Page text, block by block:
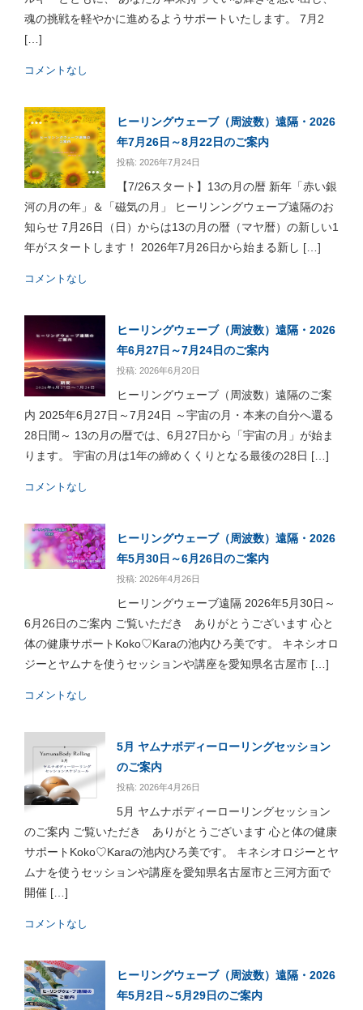
魂の挑戦を軽やかに進めるようサポートいたします。 7月2
[…]
コメントなし
ヒーリングウェーブ（周波数）遠隔・2026
年7月26日～8月22日のご案内
投稿: 2026年7月24日
【7/26スタート】13の月の暦 新年「赤い銀
河の月の年」＆「磁気の月」 ヒーリンングウェーブ遠隔のお
知らせ 7月26日（日）からは13の月の暦（マヤ暦）の新しい1
年がスタートします！ 2026年7月26日から始まる新し […]
コメントなし
ヒーリングウェーブ（周波数）遠隔・2026
年6月27日～7月24日のご案内
投稿: 2026年6月20日
ヒーリングウェーブ（周波数）遠隔のご案
内 2025年6月27日～7月24日 ～宇宙の月・本来の自分へ還る
28日間～ 13の月の暦では、6月27日から「宇宙の月」が始ま
ります。 宇宙の月は1年の締めくくりとなる最後の28日 […]
コメントなし
ヒーリングウェーブ（周波数）遠隔・2026
年5月30日～6月26日のご案内
投稿: 2026年4月26日
ヒーリングウェーブ遠隔 2026年5月30日～
6月26日のご案内 ご覧いただき ありがとうございます 心と
体の健康サポートKoko♡Karaの池内ひろ美です。 キネシオロ
ジーとヤムナを使うセッションや講座を愛知県名古屋市 […]
コメントなし
5月 ヤムナボディーローリングセッション
のご案内
投稿: 2026年4月26日
5月 ヤムナボディーローリングセッション
のご案内 ご覧いただき ありがとうございます 心と体の健康
サポートKoko♡Karaの池内ひろ美です。 キネシオロジーとヤ
ムナを使うセッションや講座を愛知県名古屋市と三河方面で
開催 […]
コメントなし
ヒーリングウェーブ（周波数）遠隔・2026
年5月2日～5月29日のご案内